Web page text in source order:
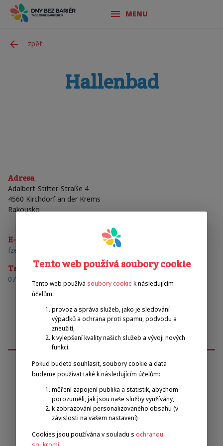
MENU
zpět
Hallenbad
Adresa
Adalbert-Stifter-Straße 4
4560 Kirchdorf an der Krems
Rakousko
E-mail
fze.kirchdorf@kremstalnet.at
Telefon
07582/6104156
Emilova sportovní, z.s.
Pavel Zbožínek
zbozinek@emilova-sportovni.cz
+420 602 720 518
Tento web používá soubory cookie
Tento web používá soubory cookie k následujícím
účelům:
provoz a správa služeb, jako je sledování
výpadků a ochrana proti spamu, podvodu a
zneužití,
k vylepšení kvality našich služeb a vývoji nových
funkcí.
Pokud budete souhlasit, soubory cookie a data
budeme používat také k následujícím účelům:
měření zapojení publika a statistik, abychom
porozuměli, jak jsou naše služby využívány,
k zobrazování personalizovaného obsahu (v
závislosti na vašem nastavení)
Cookies jsou používána v souladu s ochranou